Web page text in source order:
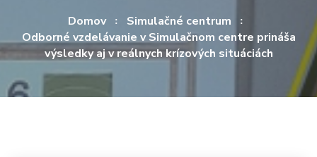
Domov
Simulačné centrum
Odborné vzdelávanie v Simulačnom centre prináša
výsledky aj v reálnych krízových situáciách